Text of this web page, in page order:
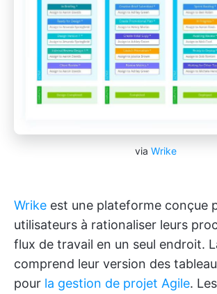
via Wrike
Wrike est une plateforme conçue
utilisateurs à rationaliser leurs
flux de travail en un seul endroit.
comprend leur version des
pour la gestion de projet Agile.